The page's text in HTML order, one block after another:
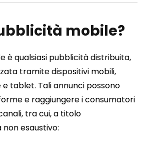
mobile?
è qualsiasi pubblicità distribuita,
tramite dispositivi mobili,
tablet. Tali annunci possono
e raggiungere i consumatori
tra cui, a titolo
esaustivo: